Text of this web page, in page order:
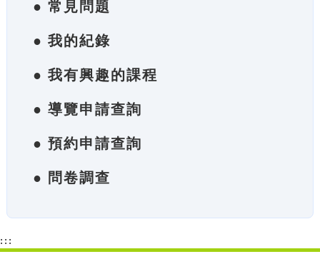
● 常見問題
● 我的紀錄
● 我有興趣的課程
● 導覽申請查詢
● 預約申請查詢
● 問卷調查
:::